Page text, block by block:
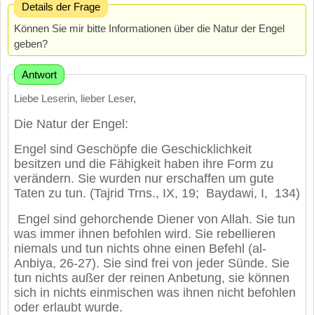
Details der Frage
Können Sie mir bitte Informationen über die Natur der Engel
geben?
Antwort
Liebe Leserin, lieber Leser,
Die Natur der Engel:
Engel sind Geschöpfe die Geschicklichkeit
besitzen und die Fähigkeit haben ihre Form zu
verändern. Sie wurden nur erschaffen um gute
Taten zu tun. (Tajrid Trns., IX, 19; Baydawi, I, 134)
Engel sind gehorchende Diener von Allah. Sie tun
was immer ihnen befohlen wird. Sie rebellieren
niemals und tun nichts ohne einen Befehl (al-
Anbiya, 26-27). Sie sind frei von jeder Sünde. Sie
tun nichts außer der reinen Anbetung, sie können
sich in nichts einmischen was ihnen nicht befohlen
oder erlaubt wurde.